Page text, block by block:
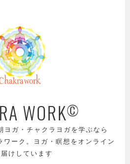
WORK©
ヨガ・チャクラヨガを学ぶなら
ワーク。ヨガ・瞑想をオンライン
けしています